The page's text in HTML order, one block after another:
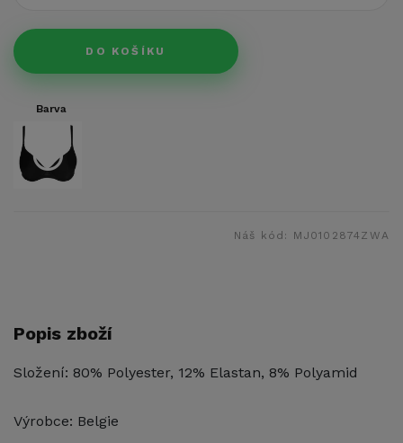
DO KOŠÍKU
Barva
Náš kód: MJ0102874ZWA
Popis zboží
Složení: 80% Polyester, 12% Elastan, 8% Polyamid
Výrobce: Belgie